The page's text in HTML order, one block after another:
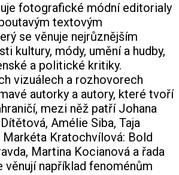
Kč, Osobní odběr v Praze i v Brně
600
fotografické módní editorialy
textovým
se věnuje nejrůznějším
kultury, módy, umění a hudby,
a politické kritiky.
vizuálech a rozhovorech
autorky a autory, které tvoří
mezi něž patří Johana
Amélie Siba, Taja
Markéta Kratochvílová: Bold
Martina Kocianová a řada
věnují například fenoménům